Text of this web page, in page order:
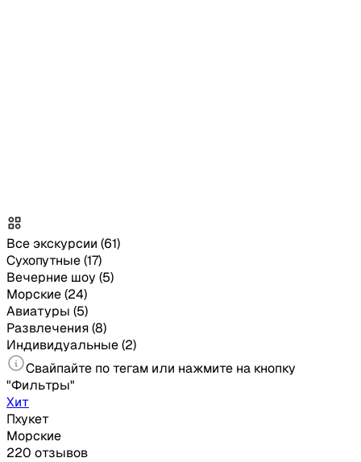
Все экскурсии (61)
Сухопутные(17)
Вечерние шоу (5)
Морские(24)
Авиатуры (5)
Развлечения(8)
Индивидуальные(2)
Свайпайте по тегам или нажмите на кнопку
"Фильтры"
Хит
Пхукет
Морские
220 отзывов